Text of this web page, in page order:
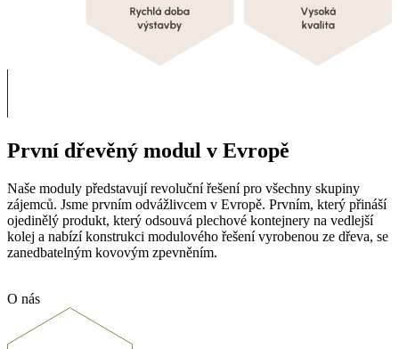
První dřevěný modul v Evropě
Naše moduly představují revoluční řešení pro všechny skupiny
zájemců. Jsme prvním odvážlivcem v Evropě. Prvním, který přináší
ojedinělý produkt, který odsouvá plechové kontejnery na vedlejší
kolej a nabízí konstrukci modulového řešení vyrobenou ze dřeva, se
zanedbatelným kovovým zpevněním.
O nás